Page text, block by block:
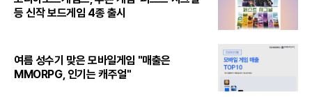
등 신작 보드게임 4종 출시
여름 성수기 맞은 모바일게임 "매출은
MMORPG, 인기는 캐주얼"